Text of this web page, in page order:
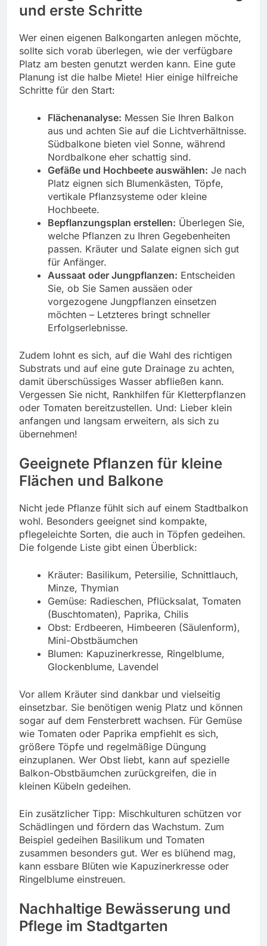
und erste Schritte
Wer einen eigenen Balkongarten anlegen möchte,
sollte sich vorab überlegen, wie der verfügbare
Platz am besten genutzt werden kann. Eine gute
Planung ist die halbe Miete! Hier einige hilfreiche
Schritte für den Start:
Flächenanalyse: Messen Sie Ihren Balkon
aus und achten Sie auf die Lichtverhältnisse.
Südbalkone bieten viel Sonne, während
Nordbalkone eher schattig sind.
Gefäße und Hochbeete auswählen: Je nach
Platz eignen sich Blumenkästen, Töpfe,
vertikale Pflanzsysteme oder kleine
Hochbeete.
Bepflanzungsplan erstellen: Überlegen Sie,
welche Pflanzen zu Ihren Gegebenheiten
passen. Kräuter und Salate eignen sich gut
für Anfänger.
Aussaat oder Jungpflanzen: Entscheiden
Sie, ob Sie Samen aussäen oder
vorgezogene Jungpflanzen einsetzen
möchten – Letzteres bringt schneller
Erfolgserlebnisse.
Zudem lohnt es sich, auf die Wahl des richtigen
Substrats und auf eine gute Drainage zu achten,
damit überschüssiges Wasser abfließen kann.
Vergessen Sie nicht, Rankhilfen für Kletterpflanzen
oder Tomaten bereitzustellen. Und: Lieber klein
anfangen und langsam erweitern, als sich zu
übernehmen!
Geeignete Pflanzen für kleine
Flächen und Balkone
Nicht jede Pflanze fühlt sich auf einem Stadtbalkon
wohl. Besonders geeignet sind kompakte,
pflegeleichte Sorten, die auch in Töpfen gedeihen.
Die folgende Liste gibt einen Überblick:
Kräuter: Basilikum, Petersilie, Schnittlauch,
Minze, Thymian
Gemüse: Radieschen, Pflücksalat, Tomaten
(Buschtomaten), Paprika, Chilis
Obst: Erdbeeren, Himbeeren (Säulenform),
Mini-Obstbäumchen
Blumen: Kapuzinerkresse, Ringelblume,
Glockenblume, Lavendel
Vor allem Kräuter sind dankbar und vielseitig
einsetzbar. Sie benötigen wenig Platz und können
sogar auf dem Fensterbrett wachsen. Für Gemüse
wie Tomaten oder Paprika empfiehlt es sich,
größere Töpfe und regelmäßige Düngung
einzuplanen. Wer Obst liebt, kann auf spezielle
Balkon-Obstbäumchen zurückgreifen, die in
kleinen Kübeln gedeihen.
Ein zusätzlicher Tipp: Mischkulturen schützen vor
Schädlingen und fördern das Wachstum. Zum
Beispiel gedeihen Basilikum und Tomaten
zusammen besonders gut. Wer es blühend mag,
kann essbare Blüten wie Kapuzinerkresse oder
Ringelblume einstreuen.
Nachhaltige Bewässerung und
Pflege im Stadtgarten